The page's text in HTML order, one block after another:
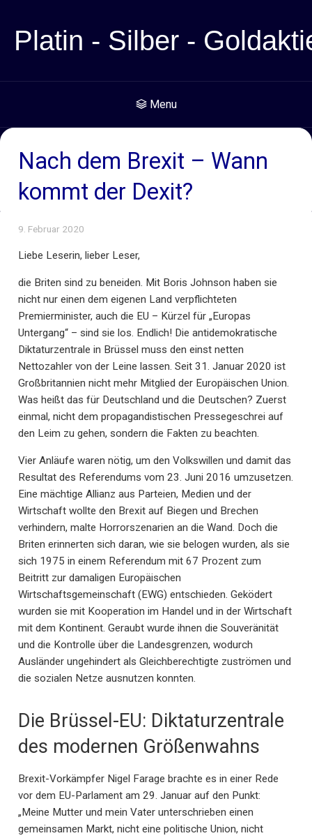
Platin - Silber -
Menu
Nach dem Brexit – Wann
kommt der Dexit?
9. Februar 2020
Liebe Leserin, lieber Leser,
die Briten sind zu beneiden. Mit Boris Johnson haben sie
nicht nur einen dem eigenen Land verpflichteten
Premierminister, auch die EU – Kürzel für „Europas
Untergang“ – sind sie los. Endlich! Die antidemokratische
Diktaturzentrale in Brüssel muss den einst netten
Nettozahler von der Leine lassen. Seit 31. Januar 2020 ist
Großbritannien nicht mehr Mitglied der Europäischen Union.
Was heißt das für Deutschland und die Deutschen? Zuerst
einmal, nicht dem propagandistischen Pressegeschrei auf
den Leim zu gehen, sondern die Fakten zu beachten.
Vier Anläufe waren nötig, um den Volkswillen und damit das
Resultat des Referendums vom 23. Juni 2016 umzusetzen.
Eine mächtige Allianz aus Parteien, Medien und der
Wirtschaft wollte den Brexit auf Biegen und Brechen
verhindern, malte Horrorszenarien an die Wand. Doch die
Briten erinnerten sich daran, wie sie belogen wurden, als sie
sich 1975 in einem Referendum mit 67 Prozent zum
Beitritt zur damaligen Europäischen
Wirtschaftsgemeinschaft (EWG) entschieden. Geködert
wurden sie mit Kooperation im Handel und in der Wirtschaft
mit dem Kontinent. Geraubt wurde ihnen die Souveränität
und die Kontrolle über die Landesgrenzen, wodurch
Ausländer ungehindert als Gleichberechtigte zuströmen und
die sozialen Netze ausnutzen konnten.
Die Brüssel-EU: Diktaturzentrale
des modernen Größenwahns
Brexit-Vorkämpfer Nigel Farage brachte es in einer Rede
vor dem EU-Parlament am 29. Januar auf den Punkt:
„Meine Mutter und mein Vater unterschrieben einen
gemeinsamen Markt, nicht eine politische Union, nicht